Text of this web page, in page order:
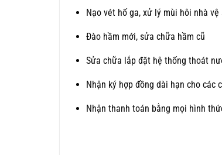
Nạo vét hố ga, xử lý mùi hôi nhà
Đào hầm mới, sửa chữa hầm cũ
Sửa chữa lắp đặt hệ thống thoát
Nhận ký hợp đồng dài hạn cho các
Nhận thanh toán bằng mọi hình